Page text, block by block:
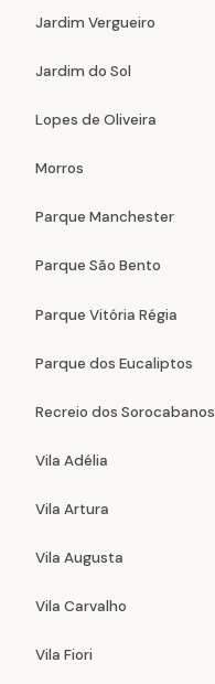
Jardim Vergueiro
Jardim do Sol
Lopes de Oliveira
Morros
Parque Manchester
Parque São Bento
Parque Vitória Régia
Parque dos Eucaliptos
Recreio dos Sorocabanos
Vila Adélia
Vila Artura
Vila Augusta
Vila Carvalho
Vila Fiori